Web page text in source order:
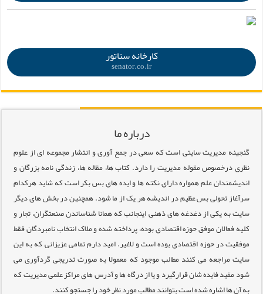
کارخانه سناتور
senator.co.ir
درباره ما
گنجینه مدیریت سایتی است که سعی در جمع آوری و انتشار مجموعه ای از علوم
نظری درخصوص مقوله مدیریت را دارد. کتاب ها، مقاله ها، زندگی نامه بزرگان و
اندیشمندان علم همواره دارای نکته ها و ایده های بس بکر است که شاید هرکدام
سرآغاز تحولی بس عظیم در اندیشه هر یک از ما شود. همچنین در بخش های دیگر
سایت به یکی از دغدغه های ذهنی اینجانب که همانا شناساندن صنعتگران، تجار و
کلیه فعالان موفق حوزه اقتصادی بوده، پرداخته شده و ملاک انتخاب نامبردگان فقط
موفقیت در حوزه اقتصادی بوده است و لاغیر. امید دارم تمامی عزیزانی که به این
سایت مراجعه می کنند مطالب موجود که معمولا به صورت تدریجی گردآوری می
شود مفید فایده شان قرارگیرد و یا از درگاه ها و آدرس های مراکز علمی مدیریت که
به آن ها اشاره شده است بتوانند مطالب مورد نظر خود را جستجو کنند.